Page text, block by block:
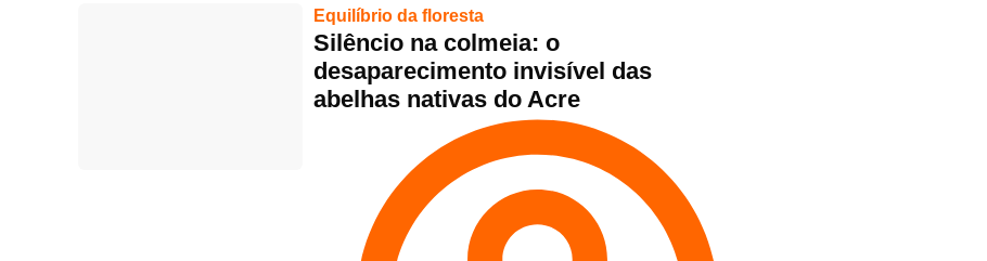
Equilíbrio da floresta
Silêncio na colmeia: o
desaparecimento invisível das
abelhas nativas do Acre